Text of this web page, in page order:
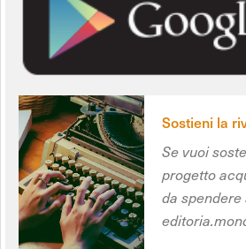
Sostieni la
Se vuoi
progetto
da spendere